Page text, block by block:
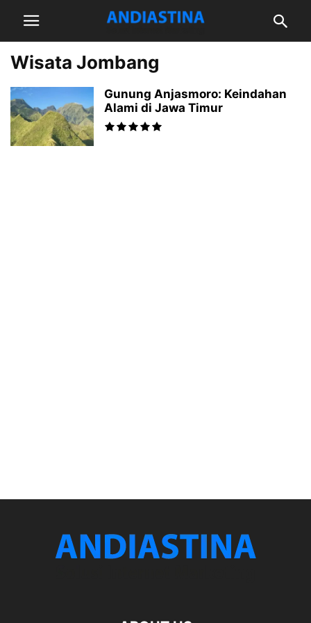
Wisata Jombang
Gunung Anjasmoro: Keindahan
Alami di Jawa Timur